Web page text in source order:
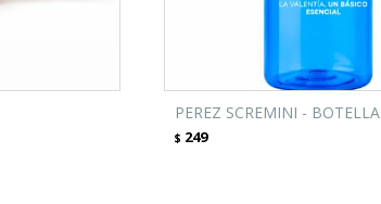
PEREZ SCREMINI - BOTELLA
$ 249